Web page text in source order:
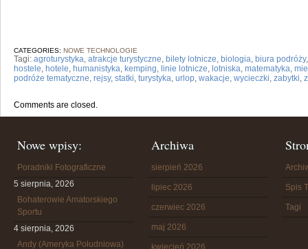
CATEGORIES: NOWE TECHNOLOGIE
Tagi: agroturystyka, atrakcje turystyczne, bilety lotnicze, biologia, biura podróży
hostele, hotele, humanistyka, kemping, linie lotnicze, lotniska, matematyka,
podróże tematyczne, rejsy, statki, turystyka, urlop, wakacje, wycieczki, zabytki,
Comments are closed.
Nowe wpisy:
Poradniki Fotograficzne
5 sierpnia, 2026
Bohaterowie Amatorskiego
Sportu
4 sierpnia, 2026
Andy (Ameryka Południowa)
Archiwa
sierpień 2026
lipiec 2026
czerwiec 2026
maj 2026
kwiecień 2026
Spis
Tagi